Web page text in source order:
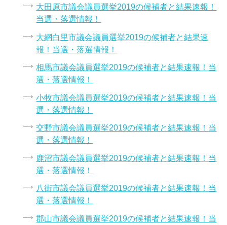
大田原市議会議員選挙2019の候補者と結果速報！
当選・落選情報！
大網白里市議会議員選挙2019の候補者と結果速
報！当選・落選情報！
相馬市議会議員選挙2019の候補者と結果速報！当
選・落選情報！
小牧市議会議員選挙2019の候補者と結果速報！当
選・落選情報！
交野市議会議員選挙2019の候補者と結果速報！当
選・落選情報！
鹿沼市議会議員選挙2019の候補者と結果速報！当
選・落選情報！
八街市議会議員選挙2019の候補者と結果速報！当
選・落選情報！
郡山市議会議員選挙2019の候補者と結果速報！当